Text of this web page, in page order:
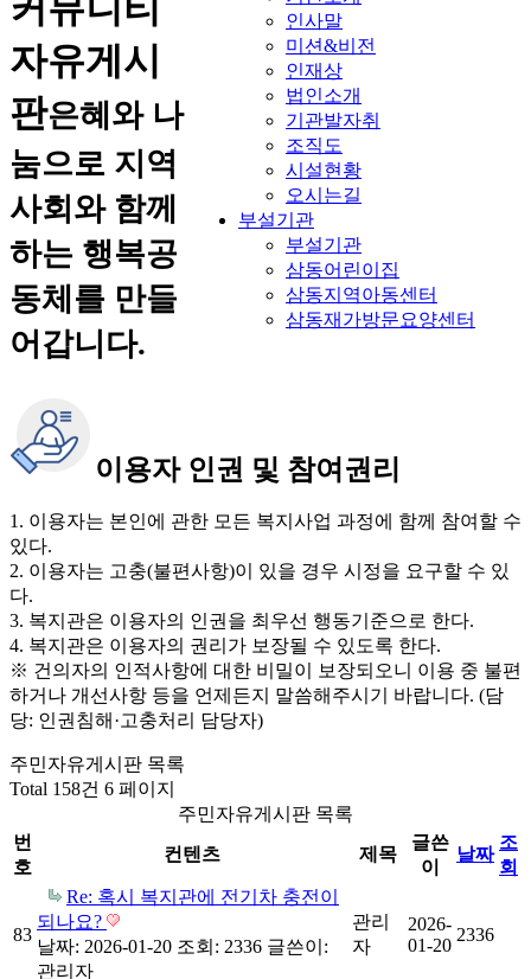
인사말
미션&비전
인재상
법인소개
기관발자취
조직도
시설현황
오시는길
부설기관
부설기관
삼동어린이집
삼동지역아동센터
삼동재가방문요양센터
커뮤니티
자유게시
판은혜와 나
눔으로 지역
사회와 함께
하는 행복공
동체를 만들
어갑니다.
이용자 인권 및 참여권리
1. 이용자는 본인에 관한 모든 복지사업 과정에 함께 참여할 수
있다.
2. 이용자는 고충(불편사항)이 있을 경우 시정을 요구할 수 있
다.
3. 복지관은 이용자의 인권을 최우선 행동기준으로 한다.
4. 복지관은 이용자의 권리가 보장될 수 있도록 한다.
※ 건의자의 인적사항에 대한 비밀이 보장되오니 이용 중 불편
하거나 개선사항 등을 언제든지 말씀해주시기 바랍니다. (담
당: 인권침해·고충처리 담당자)
주민자유게시판 목록
Total 158건 6 페이지
주민자유게시판 목록
번
호
컨텐츠 제목
글쓴
이
날짜
조
회
83
Re: 혹시 복지관에 전기차 충전이
되나요?
날짜: 2026-01-20 조회: 2336 글쓴이:
관리자
관리
자
2026-
01-20
2336